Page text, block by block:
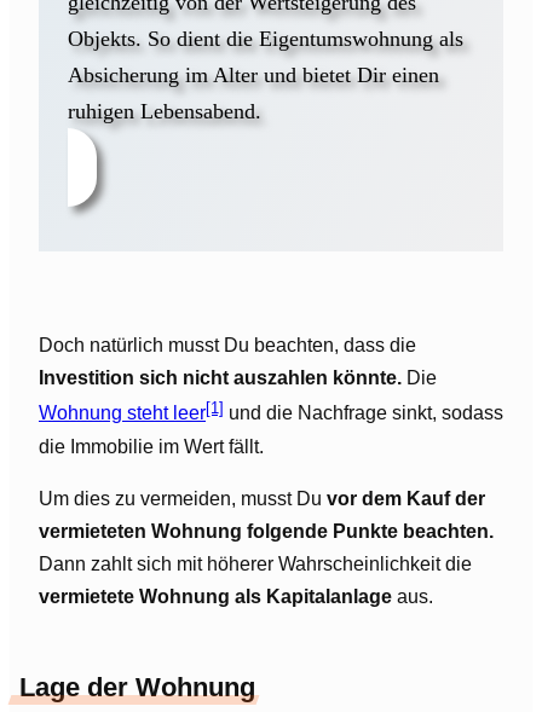
Objekts. So dient die Eigentumswohnung als
Absicherung im Alter und bietet Dir einen
ruhigen Lebensabend.
Doch natürlich musst Du beachten, dass die
Investition sich nicht auszahlen könnte. Die
Wohnung steht leer[1] und die Nachfrage sinkt, sodass
die Immobilie im Wert fällt.
Um dies zu vermeiden, musst Du vor dem Kauf der
vermieteten Wohnung folgende Punkte beachten.
Dann zahlt sich mit höherer Wahrscheinlichkeit die
vermietete Wohnung als Kapitalanlage aus.
Lage der Wohnung